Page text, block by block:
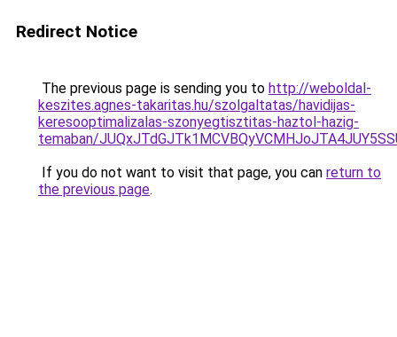
Redirect Notice
The previous page is sending you to http://weboldal-
keszites.agnes-takaritas.hu/szolgaltatas/havidijas-
keresooptimalizalas-szonyegtisztitas-haztol-hazig-
temaban/
If you do not want to visit that page, you can return to
the previous page.